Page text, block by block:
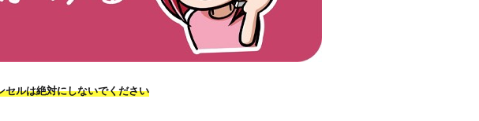
ルは絶対にしないでください